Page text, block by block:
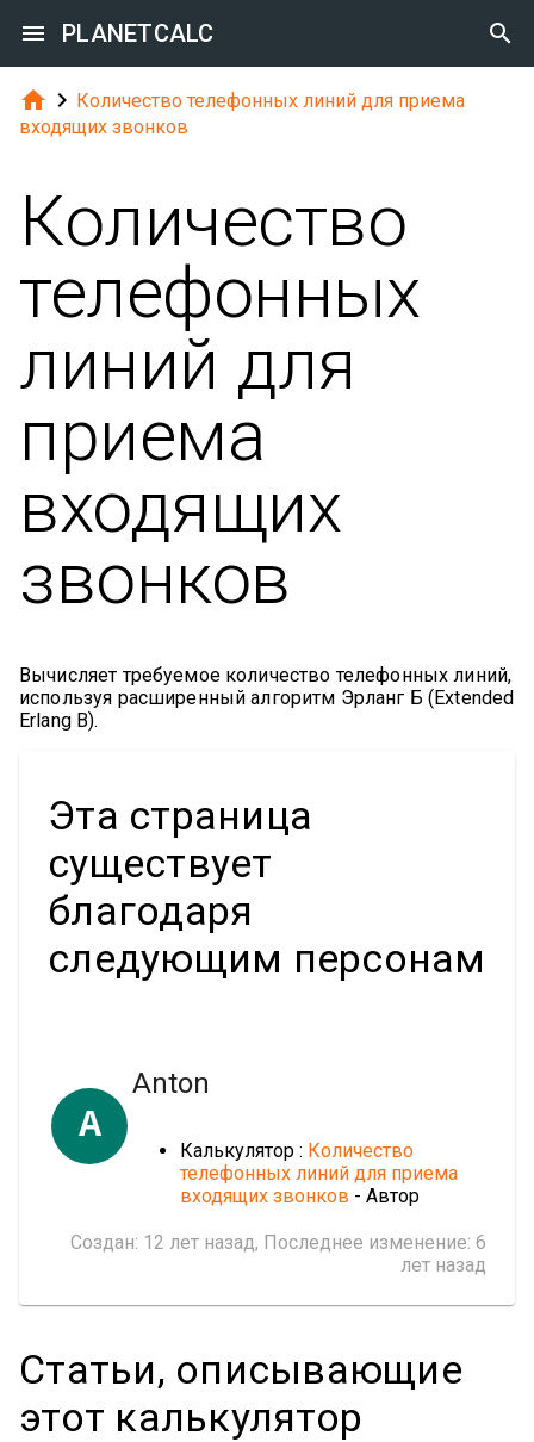
 PLANETCALC 
  Количество телефонных линий для приема
входящих звонков
Количество
телефонных
линий для
приема
входящих
звонков
Вычисляет требуемое количество телефонных линий,
используя расширенный алгоритм Эрланг Б (Extended
Erlang B).
Эта страница
существует
благодаря
следующим персонам
A
Anton
Калькулятор : Количество
телефонных линий для приема
входящих звонков - Автор
Создан: 12 лет назад, Последнее изменение: 6
лет назад
Статьи, описывающие
этот калькулятор